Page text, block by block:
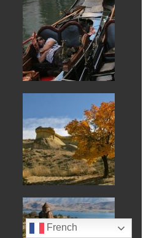
French